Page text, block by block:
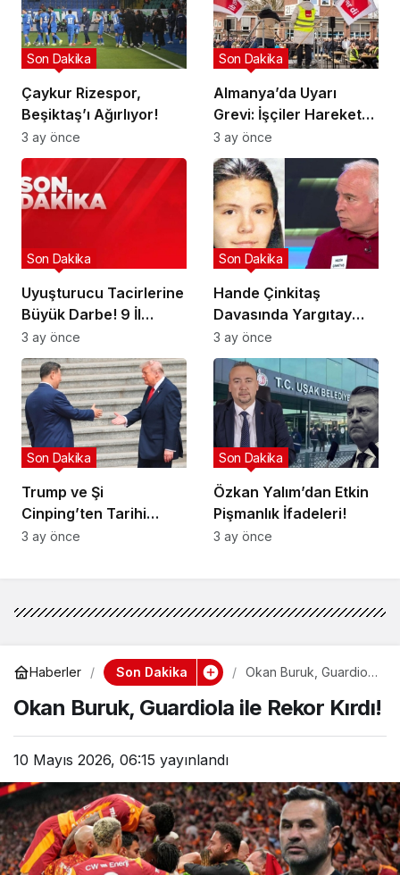
Çaykur Rizespor,
Beşiktaş’ı Ağırlıyor!
Son Dakika
3 ay önce
Almanya’da Uyarı
Grevi: İşçiler Harekete
Geçti!
Son Dakika
3 ay önce
Uyuşturucu Tacirlerine
Büyük Darbe! 9 İl
Hedefte!
Son Dakika
3 ay önce
Hande Çinkitaş
Davasında Yargıtay
Kararı!
Son Dakika
3 ay önce
Trump ve Şi
Cinping’ten Tarihi
Ortaklık Mesajı
Son Dakika
3 ay önce
Özkan Yalım’dan Etkin
Pişmanlık İfadeleri!
Son Dakika
3 ay önce
Haberler Son Dakika
Okan Buruk, Guardiola
Okan Buruk, Guardiola ile Rekor Kırdı!
10 Mayıs 2026, 06:15 yayınlandı